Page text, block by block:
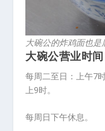
大碗公的炸鸡面也是
大碗公营业时间
每周二至日：上午7
上9时。
每周日下午休息。